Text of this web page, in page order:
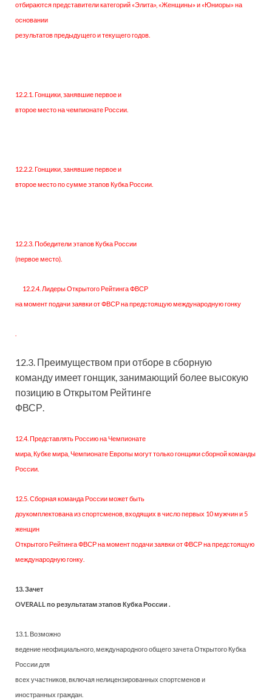
отбираются представители категорий «Элита», «Женщины» и «Юниоры» на
основании
результатов предыдущего и текущего годов.
12.2.1. Гонщики, занявшие первое и
второе место на чемпионате России.
12.2.2. Гонщики, занявшие первое и
второе место по сумме этапов Кубка России.
12.2.3. Победители этапов Кубка России
(первое место).
12.2.4. Лидеры Открытого Рейтинга ФВСР
на момент подачи заявки от ФВСР на предстоящую международную гонку
12.3. Преимуществом при отборе в сборную
команду имеет гонщик, занимающий более высокую
позицию в Открытом Рейтинге
ФВСР.
12.4. Представлять Россию на Чемпионате
мира, Кубке мира, Чемпионате Европы могут только гонщики сборной команды
России.
12.5. Сборная команда России может быть
доукомплектована из спортсменов, входящих в число первых 10 мужчин и 5
женщин
Открытого Рейтинга ФВСР на момент подачи заявки от ФВСР на предстоящую
международную гонку.
13. Зачет
OVERALL по результатам этапов Кубка России .
13.1. Возможно
ведение неофициального, международного общего зачета Открытого Кубка
России для
всех участников, включая нелицензированных спортсменов и
иностранных граждан.